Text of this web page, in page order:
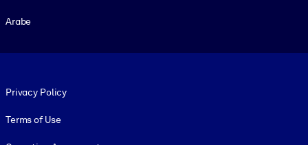
Arabe
Privacy Policy
Terms of Use